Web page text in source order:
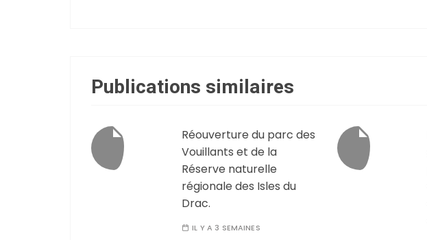
Publications similaires
Réouverture du parc des
Vouillants et de la
Réserve naturelle
régionale des Isles du
Drac.
IL Y A 3 SEMAINES